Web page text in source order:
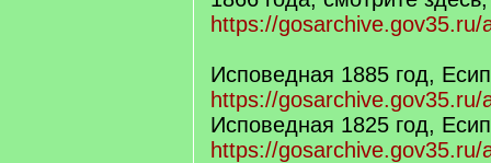
https://
Исповедная 1885 год,
https://
Исповедная 1825 год,
https://